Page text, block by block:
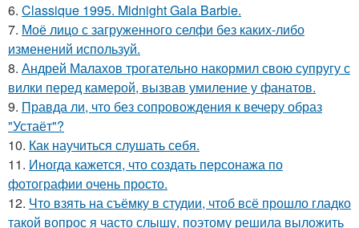
6. Classique 1995. Midnight Gala Barbie.
7. Моё лицо с загруженного селфи без каких-либо
изменений используй.
8. Андрей Малахов трогательно накормил свою супругу с
вилки перед камерой, вызвав умиление у фанатов.
9. Правда ли, что без сопровождения к вечеру образ
"Устаёт"?
10. Как научиться слушать себя.
11. Иногда кажется, что создать персонажа по
фотографии очень просто.
12. Что взять на съёмку в студии, чтоб всё прошло гладко
такой вопрос я часто слышу, поэтому решила выложить